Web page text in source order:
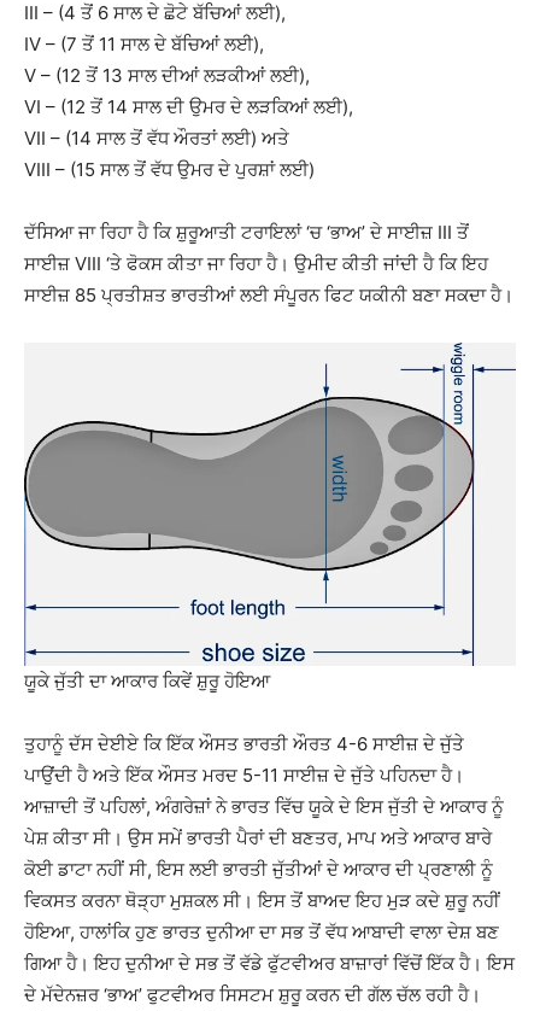
III – (4 ਤੋਂ 6 ਸਾਲ ਦੇ ਛੋਟੇ ਬੱਚਿਆਂ ਲਈ),
IV – (7 ਤੋਂ 11 ਸਾਲ ਦੇ ਬੱਚਿਆਂ ਲਈ),
V – (12 ਤੋਂ 13 ਸਾਲ ਦੀਆਂ ਲੜਕੀਆਂ ਲਈ),
VI – (12 ਤੋਂ 14 ਸਾਲ ਦੀ ਉਮਰ ਦੇ ਲੜਕਿਆਂ ਲਈ),
VII – (14 ਸਾਲ ਤੋਂ ਵੱਧ ਔਰਤਾਂ ਲਈ) ਅਤੇ
VIII – (15 ਸਾਲ ਤੋਂ ਵੱਧ ਉਮਰ ਦੇ ਪੁਰਸ਼ਾਂ ਲਈ)
ਦੱਸਿਆ ਜਾ ਰਿਹਾ ਹੈ ਕਿ ਸ਼ੁਰੂਆਤੀ ਟਰਾਇਲਾਂ ‘ਚ ‘ਭਾਅ’ ਦੇ ਸਾਈਜ਼ III ਤੋਂ
ਸਾਈਜ਼ VIII ‘ਤੇ ਫੋਕਸ ਕੀਤਾ ਜਾ ਰਿਹਾ ਹੈ। ਉਮੀਦ ਕੀਤੀ ਜਾਂਦੀ ਹੈ ਕਿ ਇਹ
ਸਾਈਜ਼ 85 ਪ੍ਰਤੀਸ਼ਤ ਭਾਰਤੀਆਂ ਲਈ ਸੰਪੂਰਨ ਫਿਟ ਯਕੀਨੀ ਬਣਾ ਸਕਦਾ ਹੈ।
ਯੂਕੇ ਜੁੱਤੀ ਦਾ ਆਕਾਰ ਕਿਵੇਂ ਸ਼ੁਰੂ ਹੋਇਆ
ਤੁਹਾਨੂੰ ਦੱਸ ਦੇਈਏ ਕਿ ਇੱਕ ਔਸਤ ਭਾਰਤੀ ਔਰਤ 4-6 ਸਾਈਜ਼ ਦੇ ਜੁੱਤੇ
ਪਾਉਂਦੀ ਹੈ ਅਤੇ ਇੱਕ ਔਸਤ ਮਰਦ 5-11 ਸਾਈਜ਼ ਦੇ ਜੁੱਤੇ ਪਹਿਨਦਾ ਹੈ।
ਆਜ਼ਾਦੀ ਤੋਂ ਪਹਿਲਾਂ, ਅੰਗਰੇਜ਼ਾਂ ਨੇ ਭਾਰਤ ਵਿੱਚ ਯੂਕੇ ਦੇ ਇਸ ਜੁੱਤੀ ਦੇ ਆਕਾਰ ਨੂੰ
ਪੇਸ਼ ਕੀਤਾ ਸੀ। ਉਸ ਸਮੇਂ ਭਾਰਤੀ ਪੈਰਾਂ ਦੀ ਬਣਤਰ, ਮਾਪ ਅਤੇ ਆਕਾਰ ਬਾਰੇ
ਕੋਈ ਡਾਟਾ ਨਹੀਂ ਸੀ, ਇਸ ਲਈ ਭਾਰਤੀ ਜੁੱਤੀਆਂ ਦੇ ਆਕਾਰ ਦੀ ਪ੍ਰਣਾਲੀ ਨੂੰ
ਵਿਕਸਤ ਕਰਨਾ ਥੋੜ੍ਹਾ ਮੁਸ਼ਕਲ ਸੀ। ਇਸ ਤੋਂ ਬਾਅਦ ਇਹ ਮੁੜ ਕਦੇ ਸ਼ੁਰੂ ਨਹੀਂ
ਹੋਇਆ, ਹਾਲਾਂਕਿ ਹੁਣ ਭਾਰਤ ਦੁਨੀਆ ਦਾ ਸਭ ਤੋਂ ਵੱਧ ਆਬਾਦੀ ਵਾਲਾ ਦੇਸ਼ ਬਣ
ਗਿਆ ਹੈ। ਇਹ ਦੁਨੀਆ ਦੇ ਸਭ ਤੋਂ ਵੱਡੇ ਫੁੱਟਵੀਅਰ ਬਾਜ਼ਾਰਾਂ ਵਿੱਚੋਂ ਇੱਕ ਹੈ। ਇਸ
ਦੇ ਮੱਦੇਨਜ਼ਰ ‘ਭਾਅ’ ਫੁਟਵੀਅਰ ਸਿਸਟਮ ਸ਼ੁਰੂ ਕਰਨ ਦੀ ਗੱਲ ਚੱਲ ਰਹੀ ਹੈ।